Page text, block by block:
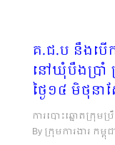
គ.ជ.ប នឹងបើ
នៅឃុំបឹងប្រាំ
ថ្ងៃ១៤ មិថុនា
ការបោះឆ្នោតក្រុម
By ក្រុមការងារ កម្ពុ